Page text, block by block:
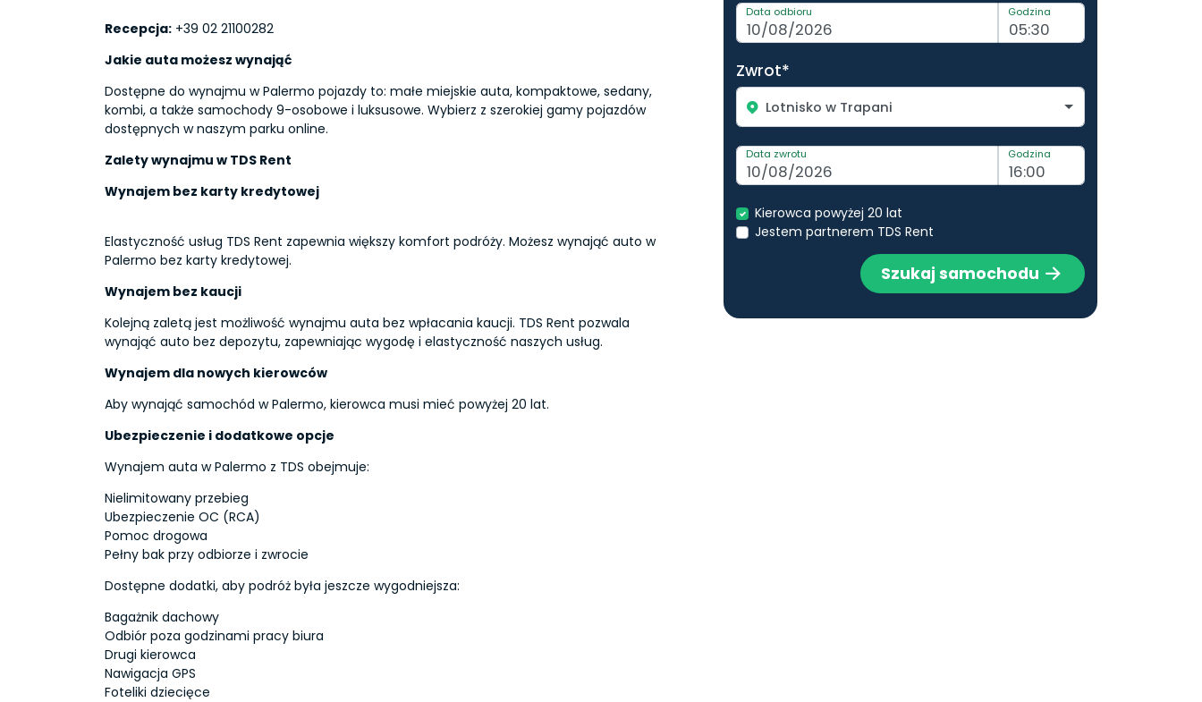
Data odbioru Godzina
Zwrot*
Lotnisko w Trapani
Data zwrotu Godzina
Kierowca powyżej 20 lat
Jestem partnerem TDS Rent
Szukaj samochodu
Recepcja: +39 02 21100282
Jakie auta możesz wynająć
Dostępne do wynajmu w Palermo pojazdy to: małe miejskie auta, kompaktowe, sedany,
kombi, a także samochody 9-osobowe i luksusowe. Wybierz z szerokiej gamy pojazdów
dostępnych w naszym parku online.
Zalety wynajmu w TDS Rent
Wynajem bez karty kredytowej
Elastyczność usług TDS Rent zapewnia większy komfort podróży. Możesz wynająć auto w
Palermo bez karty kredytowej.
Wynajem bez kaucji
Kolejną zaletą jest możliwość wynajmu auta bez wpłacania kaucji. TDS Rent pozwala
wynająć auto bez depozytu, zapewniając wygodę i elastyczność naszych usług.
Wynajem dla nowych kierowców
Aby wynająć samochód w Palermo, kierowca musi mieć powyżej 20 lat.
Ubezpieczenie i dodatkowe opcje
Wynajem auta w Palermo z TDS obejmuje:
Nielimitowany przebieg
Ubezpieczenie OC (RCA)
Pomoc drogowa
Pełny bak przy odbiorze i zwrocie
Dostępne dodatki, aby podróż była jeszcze wygodniejsza:
Bagażnik dachowy
Odbiór poza godzinami pracy biura
Drugi kierowca
Nawigacja GPS
Foteliki dziecięce